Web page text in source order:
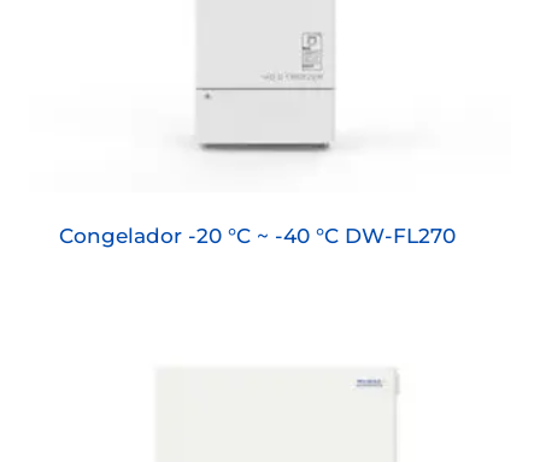
Congelador -20 °C ~ -40 °C DW-FL270